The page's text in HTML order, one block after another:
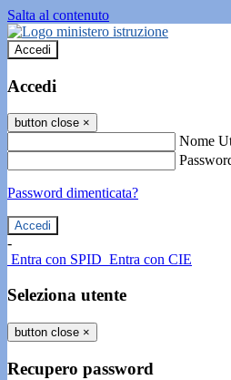
Salta al contenuto
Accedi
Accedi
button close ×
Nome
Password dimenticata?
-
Entra con SPID Entra con CIE
Seleziona utente
button close ×
Recupero password